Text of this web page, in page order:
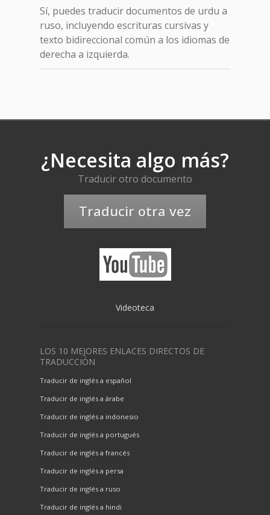
Sí, puedes traducir documentos de urdu a
ruso, incluyendo escrituras cursivas y
texto bidireccional común a los idiomas de
derecha a izquierda.
¿Necesita algo más?
Traducir otro documento
Traducir otra vez
Videoteca
LOS 10 MEJORES ENLACES DIRECTOS DE
TRADUCCIÓN
Traducir de inglés a español
Traducir de inglés a árabe
Traducir de inglés a indonesio
Traducir de inglés a portugués
Traducir de inglés a francés
Traducir de inglés a persa
Traducir de inglés a ruso
Traducir de inglés a hindi